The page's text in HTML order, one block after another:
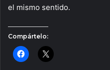
el mismo sentido.
Compártelo: